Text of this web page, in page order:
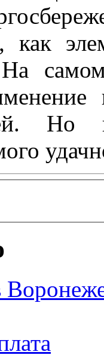
как
На
Но